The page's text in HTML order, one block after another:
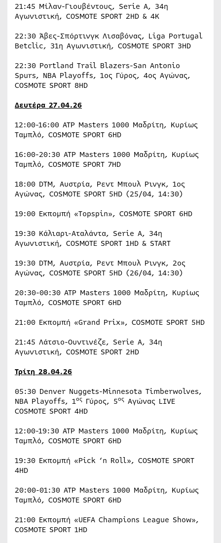
21:45 Μίλαν-Γιουβέντους, Serie A, 34η
Αγωνιστική, COSMOTE SPORT 2HD & 4K
22:30 Άβες-Σπόρτινγκ Λισαβόνας, Liga Portugal
Betclic, 31η Αγωνιστική, COSMOTE SPORT 3HD
22:30 Portland Trail Blazers-San Antonio
Spurs, NBA Playoffs, 1ος Γύρος, 4ος Αγώνας,
COSMOTE SPORT 8HD
Δευτέρα 27.04.26
12:00-16:00 ATP Masters 1000 Μαδρίτη, Κυρίως
Ταμπλό, COSMOTE SPORT 6HD
16:00-20:30 ATP Masters 1000 Μαδρίτη, Κυρίως
Ταμπλό, COSMOTE SPORT 7HD
18:00 DTM, Αυστρία, Ρεντ Μπουλ Ρινγκ, 1ος
Αγώνας, COSMOTE SPORT 5HD (25/04, 14:30)
19:00 Εκπομπή «Topspin», COSMOTE SPORT 6HD
19:30 Κάλιαρι-Αταλάντα, Serie A, 34η
Αγωνιστική, COSMOTE SPORT 1HD & START
19:30 DTM, Αυστρία, Ρεντ Μπουλ Ρινγκ, 2ος
Αγώνας, COSMOTE SPORT 5HD (26/04, 14:30)
20:30-00:30 ATP Masters 1000 Μαδρίτη, Κυρίως
Ταμπλό, COSMOTE SPORT 6HD
21:00 Εκπομπή «Grand Prix», COSMOTE SPORT 5HD
21:45 Λάτσιο-Ουντινέζε, Serie A, 34η
Αγωνιστική, COSMOTE SPORT 2HD
Τρίτη 28.04.26
05:30 Denver Nuggets-Minnesota Timberwolves,
NBA Playoffs, 1ος Γύρος, 5ος Αγώνας LIVE
COSMOTE SPORT 4HD
12:00-19:30 ATP Masters 1000 Μαδρίτη, Κυρίως
Ταμπλό, COSMOTE SPORT 6HD
19:30 Εκπομπή «Pick ‘n Roll», COSMOTE SPORT
4HD
20:00-01:30 ATP Masters 1000 Μαδρίτη, Κυρίως
Ταμπλό, COSMOTE SPORT 6HD
21:00 Εκπομπή «UEFA Champions League Show»,
COSMOTE SPORT 1HD